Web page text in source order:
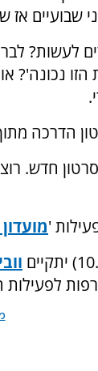
שבועיים אז
לעשות?
נכונה'?
הדרכה
חדש.
'
לפעילות